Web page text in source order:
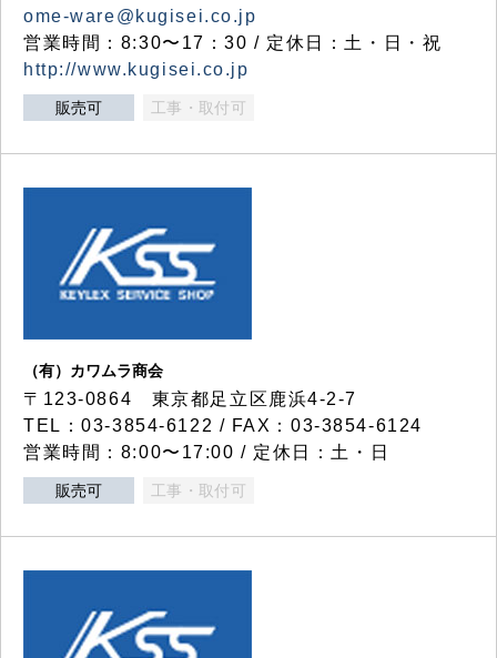
ome-ware@kugisei.co.jp
営業時間：8:30〜17：30 / 定休日：土・日・祝
http://www.kugisei.co.jp
販売可 工事・取付可
（有）カワムラ商会
〒123-0864 東京都足立区鹿浜4-2-7
TEL：03-3854-6122 / FAX：03-3854-6124
営業時間：8:00〜17:00 / 定休日：土・日
販売可 工事・取付可